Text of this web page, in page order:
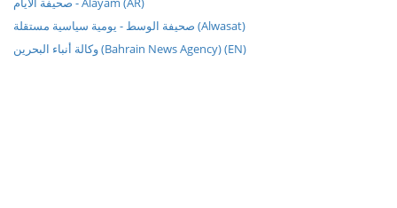
صحيفة الوسط - يومية سياسية مستقلة (Alwasat)
وكالة أنباء البحرين (Bahrain News Agency) (EN)